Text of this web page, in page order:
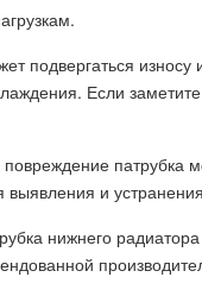
подвергаться
Если
патрубка
и
нижнего